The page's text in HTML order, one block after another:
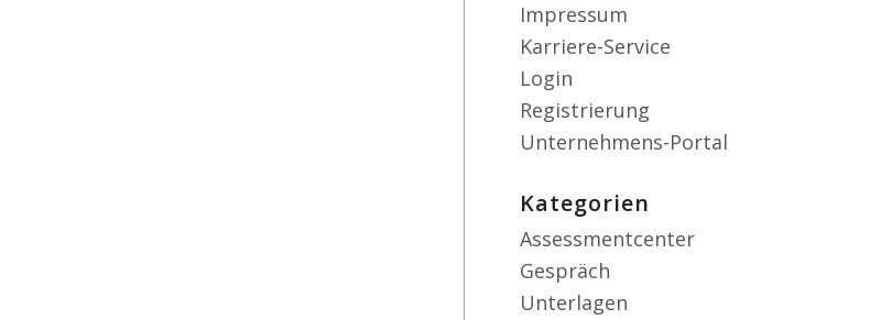
Impressum
Karriere-Service
Login
Registrierung
Unternehmens-Portal
Kategorien
Assessmentcenter
Gespräch
Unterlagen